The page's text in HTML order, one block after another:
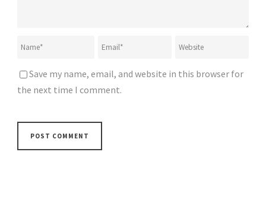
Save my name, email, and website in this browser for
the next time I comment.